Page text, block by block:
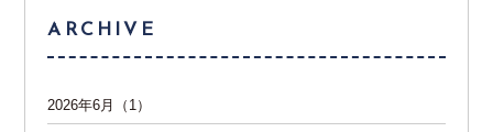
ARCHIVE
2026年6月（1）